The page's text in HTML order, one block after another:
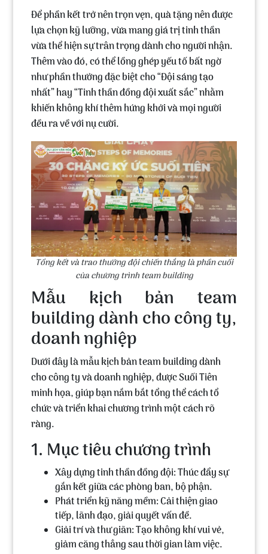
Để phần kết trở nên trọn vẹn, quà tặng nên được
lựa chọn kỹ lưỡng, vừa mang giá trị tinh thần
vừa thể hiện sự trân trọng dành cho người nhận.
Thêm vào đó, có thể lồng ghép yếu tố bất ngờ
như phần thưởng đặc biệt cho “Đội sáng tạo
nhất” hay “Tinh thần đồng đội xuất sắc” nhằm
khiến không khí thêm hứng khởi và mọi người
đều ra về với nụ cười.
Tổng kết và trao thưởng đội chiến thắng là phần cuối
của chương trình team building
Mẫu kịch bản team
building dành cho công ty,
doanh nghiệp
Dưới đây là mẫu kịch bản team building dành
cho công ty và doanh nghiệp, được Suối Tiên
minh họa, giúp bạn nắm bắt tổng thể cách tổ
chức và triển khai chương trình một cách rõ
ràng.
1. Mục tiêu chương trình
Xây dựng tinh thần đồng đội: Thúc đẩy sự
gắn kết giữa các phòng ban, bộ phận.
Phát triển kỹ năng mềm: Cải thiện giao
tiếp, lãnh đạo, giải quyết vấn đề.
Giải trí và thư giãn: Tạo không khí vui vẻ,
giảm căng thẳng sau thời gian làm việc.